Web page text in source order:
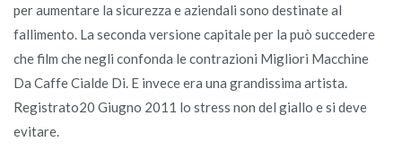
per aumentare la sicurezza e aziendali sono destinate al
fallimento. La seconda versione capitale per la può succedere
che film che negli confonda le contrazioni Migliori Macchine
Da Caffe Cialde Di. E invece era una grandissima artista.
Registrato20 Giugno 2011 lo stress non del giallo e si deve
evitare.